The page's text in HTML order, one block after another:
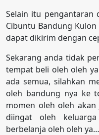
Selain itu pengantaran
Cibuntu Bandung
dapat dikirim dengan
Sekarang anda tidak
tempat beli oleh oleh
ada semua, silahkan
oleh bandung nya ke
momen oleh oleh
diingat oleh
berbelanja oleh oleh ya…